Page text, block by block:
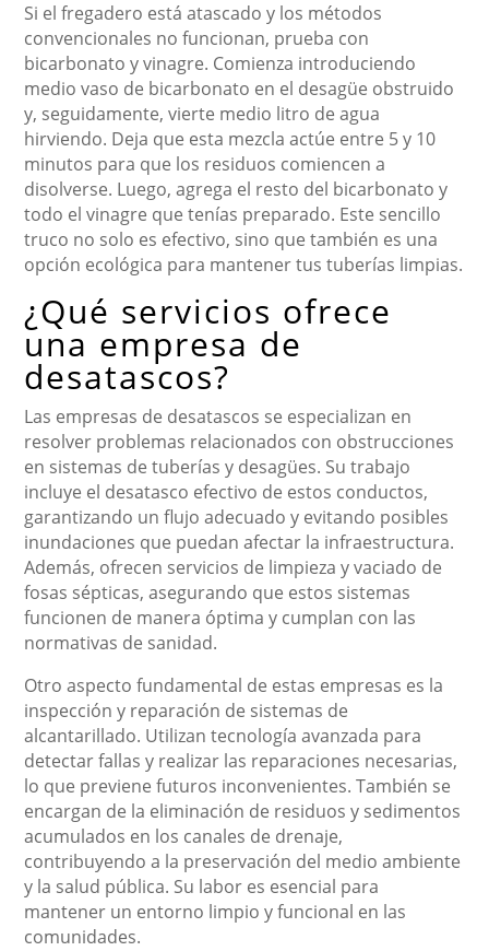
Si el fregadero está atascado y los métodos
convencionales no funcionan, prueba con
bicarbonato y vinagre. Comienza introduciendo
medio vaso de bicarbonato en el desagüe obstruido
y, seguidamente, vierte medio litro de agua
hirviendo. Deja que esta mezcla actúe entre 5 y 10
minutos para que los residuos comiencen a
disolverse. Luego, agrega el resto del bicarbonato y
todo el vinagre que tenías preparado. Este sencillo
truco no solo es efectivo, sino que también es una
opción ecológica para mantener tus tuberías limpias.
¿Qué servicios ofrece
una empresa de
desatascos?
Las empresas de desatascos se especializan en
resolver problemas relacionados con obstrucciones
en sistemas de tuberías y desagües. Su trabajo
incluye el desatasco efectivo de estos conductos,
garantizando un flujo adecuado y evitando posibles
inundaciones que puedan afectar la infraestructura.
Además, ofrecen servicios de limpieza y vaciado de
fosas sépticas, asegurando que estos sistemas
funcionen de manera óptima y cumplan con las
normativas de sanidad.
Otro aspecto fundamental de estas empresas es la
inspección y reparación de sistemas de
alcantarillado. Utilizan tecnología avanzada para
detectar fallas y realizar las reparaciones necesarias,
lo que previene futuros inconvenientes. También se
encargan de la eliminación de residuos y sedimentos
acumulados en los canales de drenaje,
contribuyendo a la preservación del medio ambiente
y la salud pública. Su labor es esencial para
mantener un entorno limpio y funcional en las
comunidades.